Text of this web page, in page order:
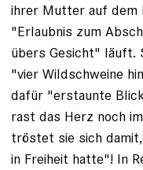
ihrer Mutter auf dem
"Erlaubnis zum
übers Gesicht" läuft.
"vier Wildschweine
dafür "erstaunte
rast das Herz noch
tröstet sie sich
in Freiheit hatte"! In